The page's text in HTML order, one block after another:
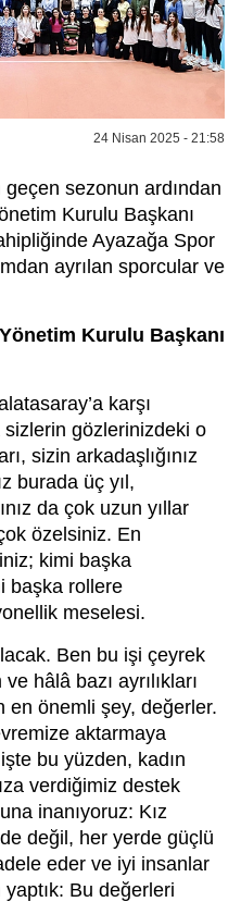
24 Nisan 2025 - 21:58
geçen sezonun ardından
Kurulu Başkanı
Ayazağa Spor
ayrılan sporcular ve
Kurulu Başkanı
karşı
sizlerin gözlerinizdeki o
sizin arkadaşlığınız
burada üç yıl,
da çok uzun yıllar
özelsiniz. En
kimi başka
başka rollere
meselesi.
Ben bu işi çeyrek
hâlâ bazı ayrılıkları
en önemli şey, değerler.
aktarmaya
bu yüzden, kadın
verdiğimiz destek
inanıyoruz: Kız
değil, her yerde güçlü
eder ve iyi insanlar
Bu değerleri